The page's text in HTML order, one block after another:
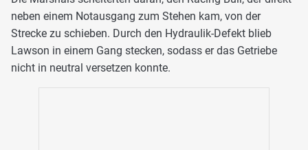
neben einem Notausgang zum Stehen kam, von der
Strecke zu schieben. Durch den Hydraulik-Defekt blieb
Lawson in einem Gang stecken, sodass er das Getriebe
nicht in neutral versetzen konnte.